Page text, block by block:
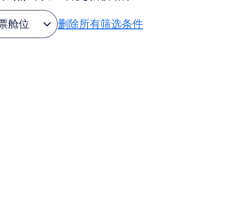
舱位 删除所有筛选条件